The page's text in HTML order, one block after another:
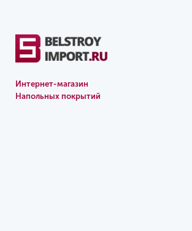
Интернет-магазин
Напольных покрытий